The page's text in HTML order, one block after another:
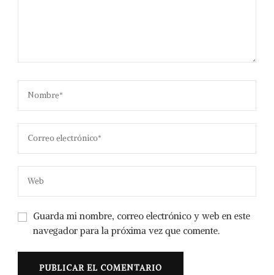
Guarda mi nombre, correo electrónico y web en este
navegador para la próxima vez que comente.